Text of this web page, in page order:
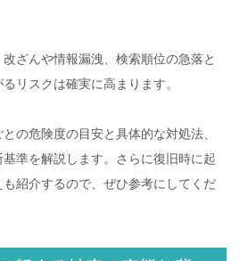
ざんや情報漏洩、検索順位の急落と
リスクは確実に高まります。
の危険度の目安と具体的な対処法、
準を解説します。さらに復旧時に起
紹介するので、ぜひ参考にしてくだ